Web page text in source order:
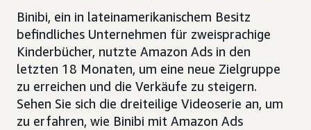
Binibi, ein in lateinamerikanischem Besitz
befindliches Unternehmen für zweisprachige
Kinderbücher, nutzte Amazon Ads in den
letzten 18 Monaten, um eine neue Zielgruppe
zu erreichen und die Verkäufe zu steigern.
Sehen Sie sich die dreiteilige Videoserie an, um
zu erfahren, wie Binibi mit Amazon Ads